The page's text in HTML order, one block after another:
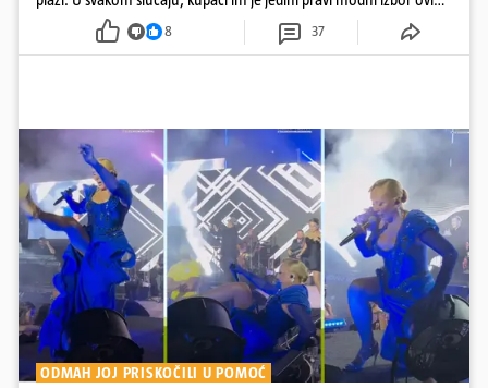
8 37
ODMAH JOJ PRISKOČILI U POMOĆ